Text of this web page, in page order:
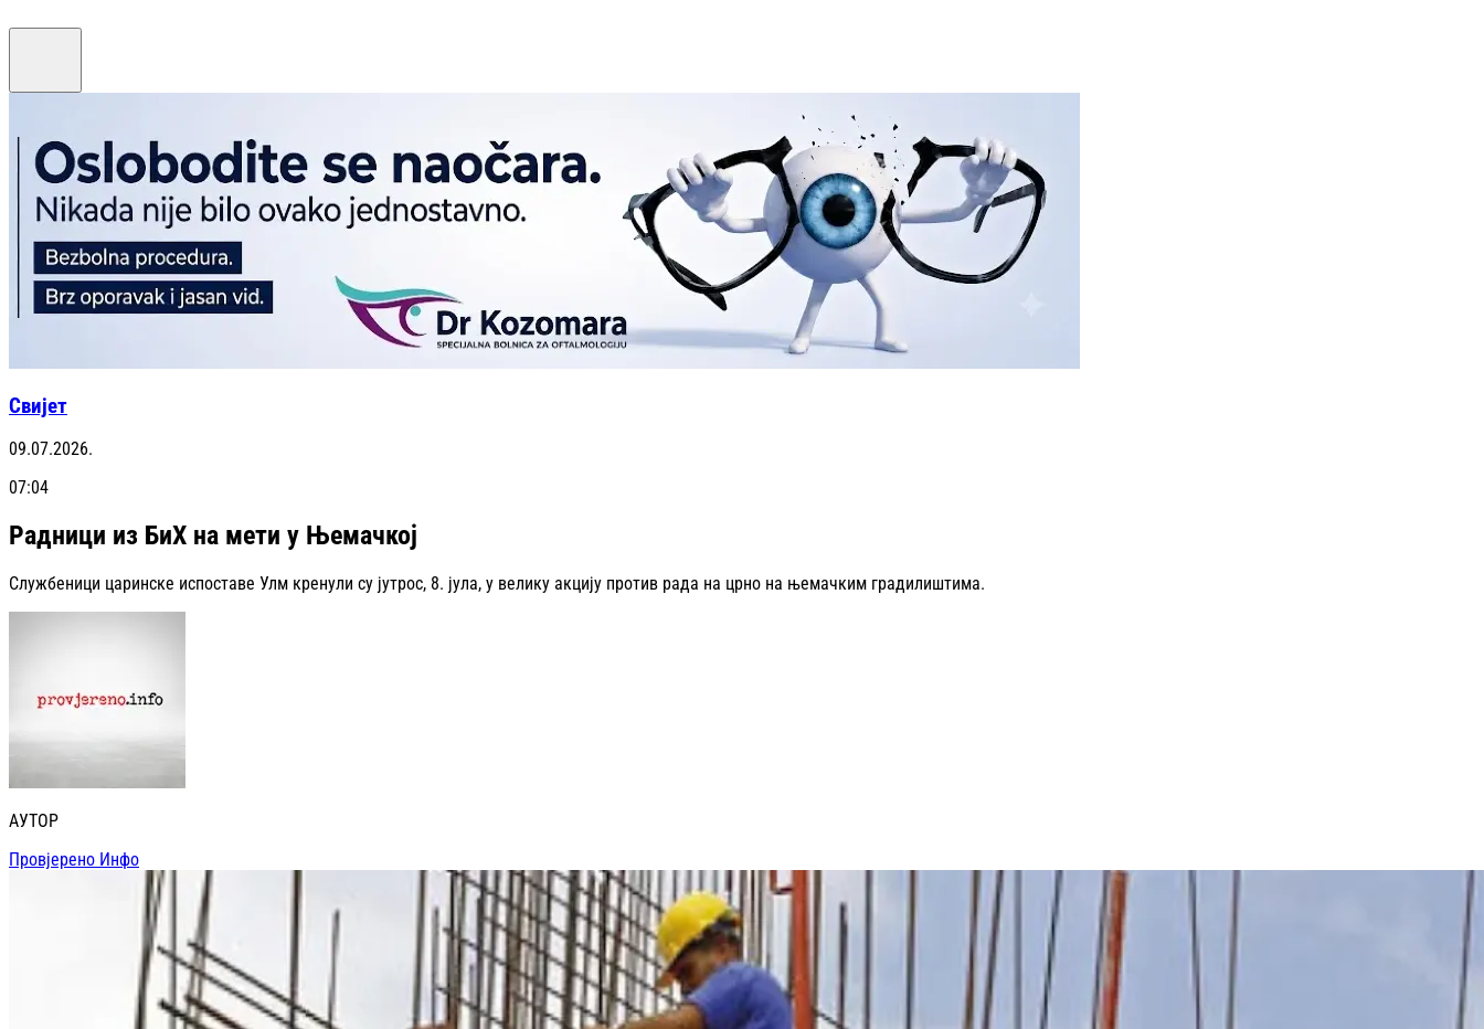
Свијет
09.07.2026.
07:04
Радници из БиХ на мети у Њемачкој
Службеници царинске испоставе Улм кренули су јутрос, 8. јула, у велику акцију против рада на црно на њемачким градилиштима.
АУТОР
Провјерено Инфо